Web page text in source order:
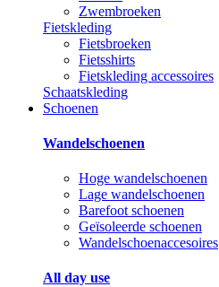
Zwembroeken
Fietskleding
Fietsbroeken
Fietsshirts
Fietskleding accessoires
Schaatskleding
Schoenen
Wandelschoenen
Hoge wandelschoenen
Lage wandelschoenen
Barefoot schoenen
Geïsoleerde schoenen
Wandelschoenaccesoires
All day use